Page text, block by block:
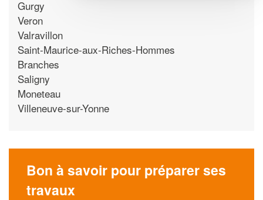
Gurgy
Veron
Valravillon
Saint-Maurice-aux-Riches-Hommes
Branches
Saligny
Moneteau
Villeneuve-sur-Yonne
Bon à savoir pour préparer ses
travaux